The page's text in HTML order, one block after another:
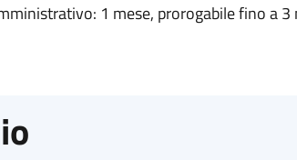
1 mese, prorogabile fino a 3